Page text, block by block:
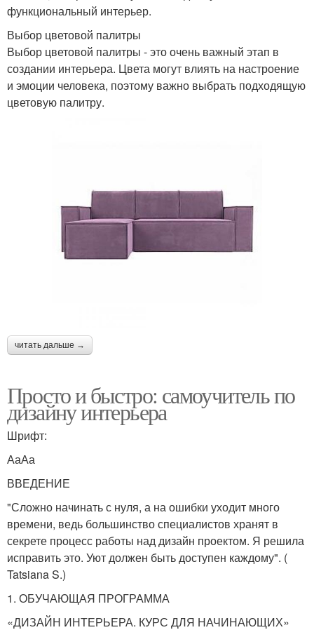
функциональный интерьер.
Выбор цветовой палитры
Выбор цветовой палитры - это очень важный этап в
создании интерьера. Цвета могут влиять на настроение
и эмоции человека, поэтому важно выбрать подходящую
цветовую палитру.
читать дальше →
Просто и быстро: самоучитель по
дизайну интерьера
Шрифт:
АаАа
ВВЕДЕНИЕ
"Сложно начинать с нуля, а на ошибки уходит много
времени, ведь большинство специалистов хранят в
секрете процесс работы над дизайн проектом. Я решила
исправить это. Уют должен быть доступен каждому". (
Tatsiana S.)
1. ОБУЧАЮЩАЯ ПРОГРАММА
«ДИЗАЙН ИНТЕРЬЕРА. КУРС ДЛЯ НАЧИНАЮЩИХ»